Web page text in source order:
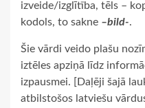
izveide/izglītība, tēls –
kodols, to sakne –bild-.
Šie vārdi veido plašu
iztēles apziņā līdz
izpausmei. [Daļēji šajā
atbilstošos latviešu